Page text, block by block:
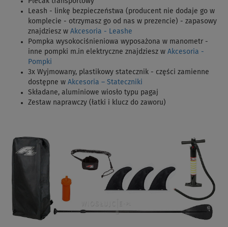
Leash - linkę bezpieczeństwa (producent nie dodaje go w
komplecie - otrzymasz go od nas w prezencie) - zapasowy
znajdziesz w Akcesoria - Leashe
Pompka wysokociśnieniowa wyposażona w manometr -
inne pompki m.in elektryczne znajdziesz w Akcesoria -
Pompki
3x Wyjmowany, plastikowy statecznik - części zamienne
dostępne w Akcesoria – Stateczniki
Składane, aluminiowe wiosło typu pagaj
Zestaw naprawczy (łatki i klucz do zaworu)